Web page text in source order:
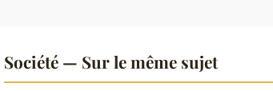
Société — Sur le même sujet